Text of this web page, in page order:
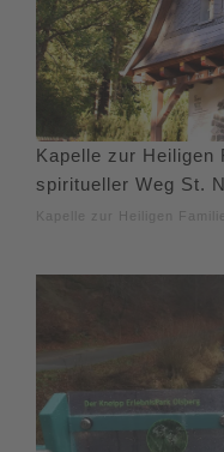
Kapelle zur Heiligen
spiritueller Weg St.
Kapelle zur Heiligen